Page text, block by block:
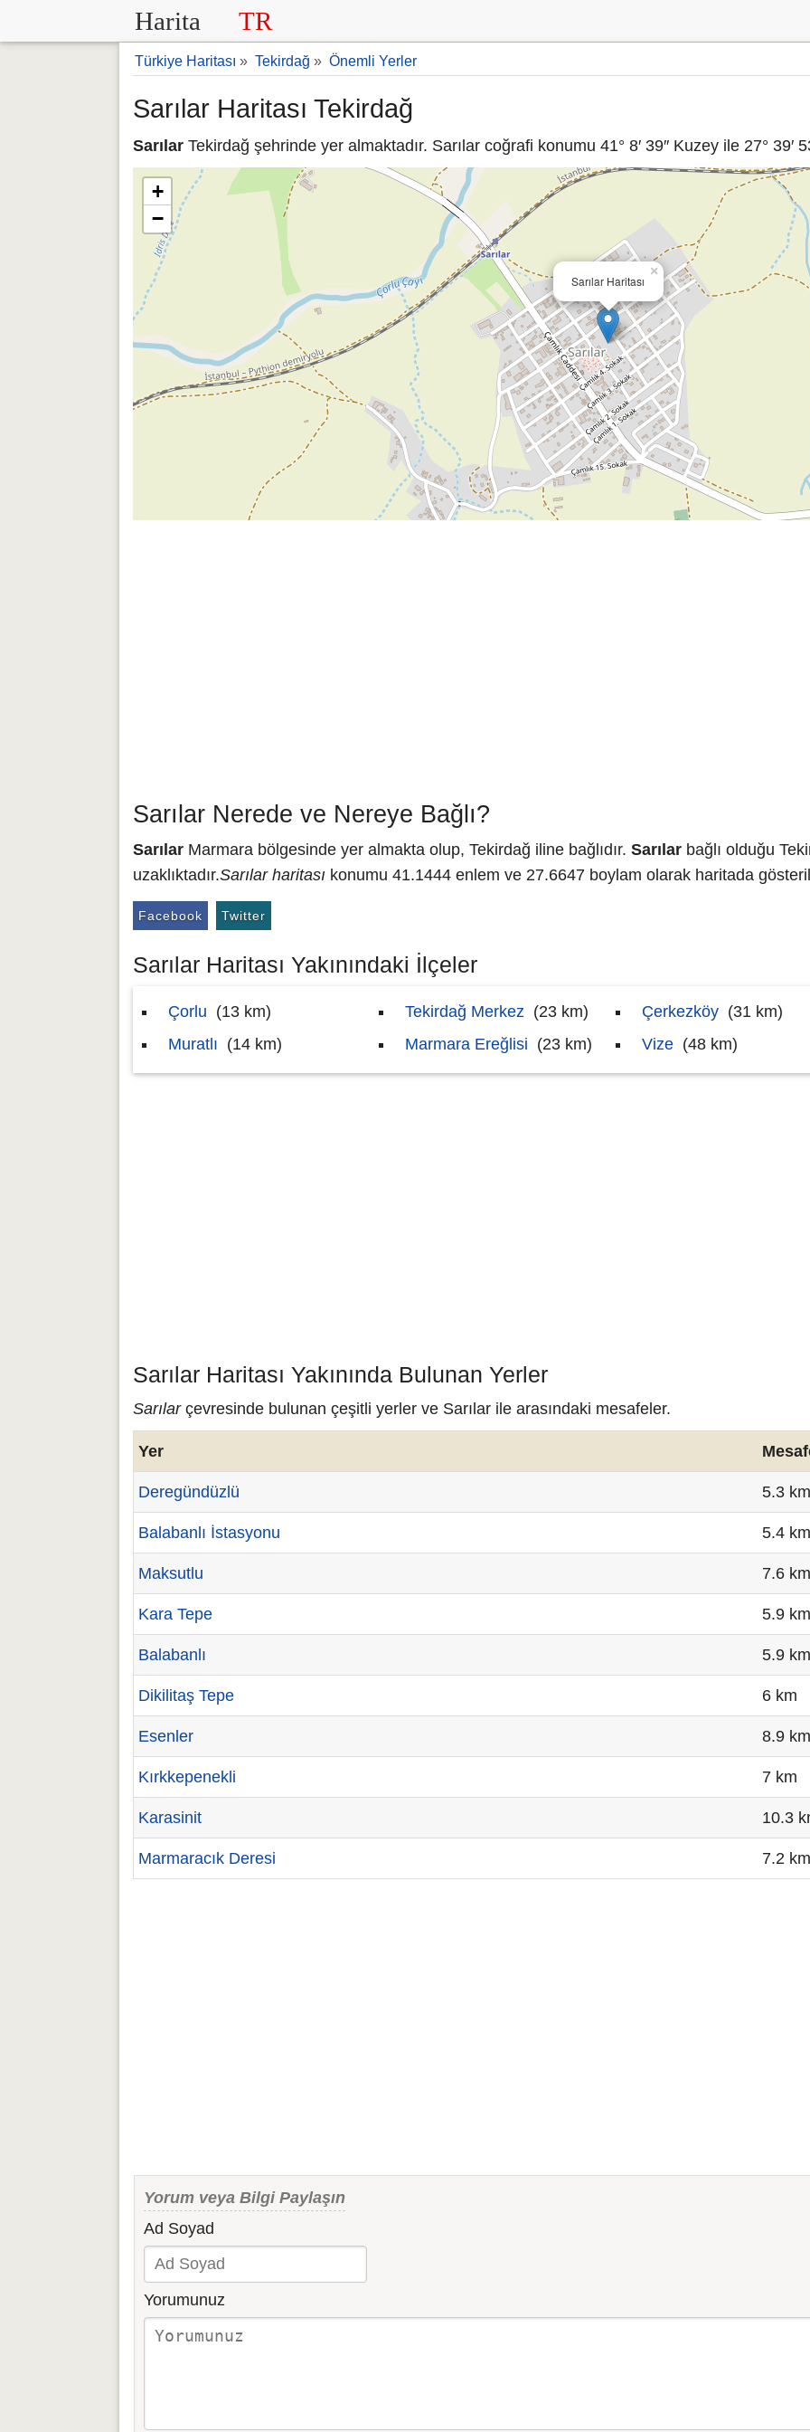
Harita TR
Türkiye Haritası » Tekirdağ » Önemli Yerler
Sarılar Haritası Tekirdağ
Sarılar Tekirdağ şehrinde yer almaktadır. Sarılar coğrafi konumu 41° 8′ 39″ Kuzey ile 27° 39′
Sarılar Haritası
×
+
−
Sarılar Nerede ve Nereye Bağlı?
Sarılar Marmara bölgesinde yer almakta olup, Tekirdağ iline bağlıdır. Sarılar bağlı olduğu
uzaklıktadır.Sarılar haritası konumu 41.1444 enlem ve 27.6647 boylam olarak haritada
Facebook Twitter
Sarılar Haritası Yakınındaki İlçeler
Çorlu (13 km)
Muratlı (14 km)
Tekirdağ Merkez (23 km)
Marmara Ereğlisi (23 km)
Çerkezköy (31 km)
Vize (48 km)
Sarılar Haritası Yakınında Bulunan Yerler
Sarılarçevresinde bulunan çeşitli yerler ve Sarılar ile arasındaki mesafeler.
Yer
Deregündüzlü 5.3 km
Balabanlı İstasyonu 5.4 km
Maksutlu 7.6 km
Kara Tepe 5.9 km
Balabanlı 5.9 km
Dikilitaş Tepe 6 km
Esenler 8.9 km
Kırkkepenekli 7 km
Karasinit 10.3
Marmaracık Deresi 7.2 km
Yorum veya Bilgi Paylaşın
Ad Soyad
Yorumunuz